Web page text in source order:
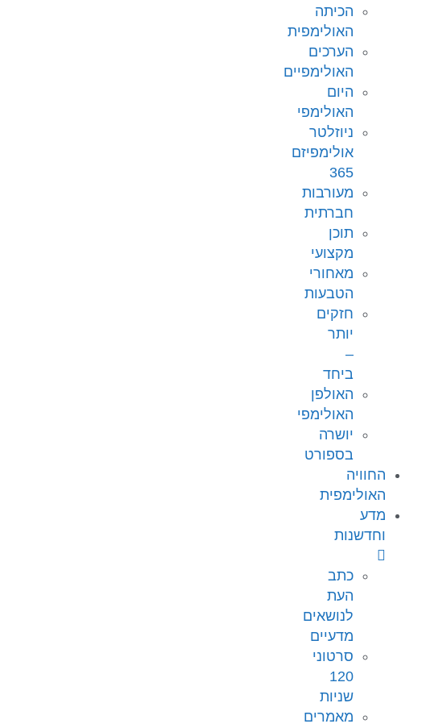
הכיתה
האולימפית
הערכים
האולימפיים
היום
האולימפי
ניוזלטר
אולימפיזם
365
מעורבות
חברתית
תוכן
מקצועי
מאחורי
הטבעות
חזקים
יותר
–
ביחד
האולפן
האולימפי
יושרה
בספורט
החוויה
האולימפית
מדע
וחדשנות
כתב
העת
לנושאים
מדעיים
סרטוני
120
שניות
מאמרים